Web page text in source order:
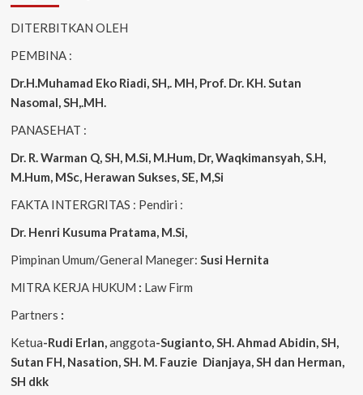
DITERBITKAN OLEH
PEMBINA :
Dr.H.Muhamad Eko Riadi, SH,. MH, Prof. Dr. KH. Sutan
Nasomal, SH,.MH.
PANASEHAT :
Dr. R. Warman Q, SH, M.Si, M.Hum, Dr, Waqkimansyah, S.H,
M.Hum, MSc, Herawan Sukses, SE, M,Si
FAKTA INTERGRITAS : Pendiri :
Dr. Henri Kusuma Pratama, M.Si,
Pimpinan Umum/General Maneger: Susi Hernita
MITRA KERJA HUKUM : Law Firm
Partners :
Ketua-Rudi Erlan,anggota-Sugianto, SH. Ahmad Abidin, SH,
Sutan FH, Nasation, SH. M. Fauzie Dianjaya, SH dan Herman,
SH dkk